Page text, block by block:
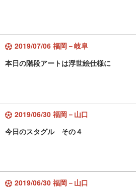
2019/07/06 福岡－岐阜
本日の階段アートは浮世絵仕様に
2019/06/30 福岡－山口
今日のスタグル その４
2019/06/30 福岡－山口